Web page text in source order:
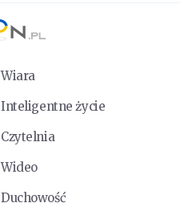
Wiara
Inteligentne życie
Czytelnia
Wideo
Duchowość